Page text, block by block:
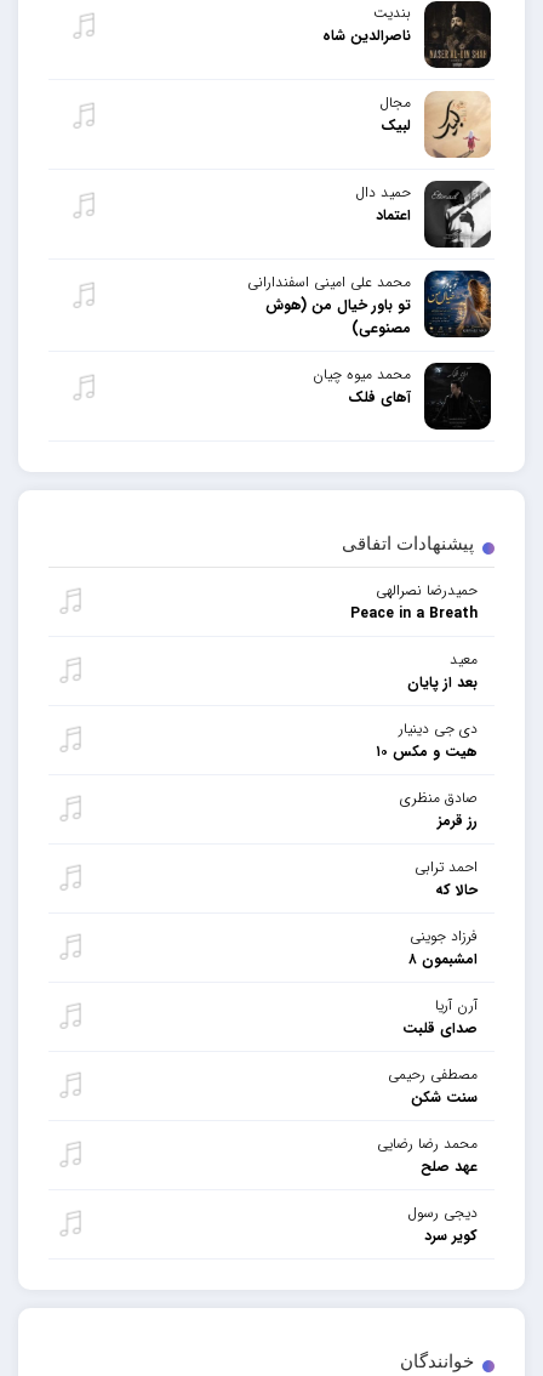
پیشنهادات اتفاقی
حمیدرضا نصرالهی
Peace in a Breath
معید
بعد از پایان
دی جی دینیار
هیت و مکس ۱۰
صادق منظری
رز قرمز
احمد ترابی
حالا که
فرزاد جوینی
امشبمون ۸
آرن آریا
صدای قلبت
مصطفی رحیمی
سنت شکن
محمد رضا رضایی
عهد صلح
دیجی رسول
کویر سرد
خوانندگان
بندیت
ناصرالدین شاه
مجال
لبیک
حمید دال
اعتماد
محمد علی امینی اسفندارانی
تو باور خیال من (هوش
مصنوعی)
محمد میوه چیان
آهای فلک